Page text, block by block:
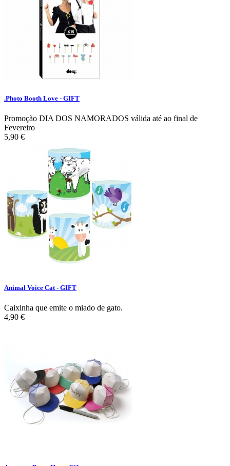
.Photo Booth Love - GIFT
Promoção DIA DOS NAMORADOS válida até ao final de
Fevereiro
5,90 €
Animal Voice Cat - GIFT
Caixinha que emite o miado de gato.
4,90 €